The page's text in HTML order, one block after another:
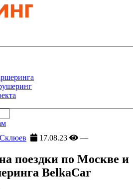
17.08.23 —
поездки по Москве и
BelkaCar